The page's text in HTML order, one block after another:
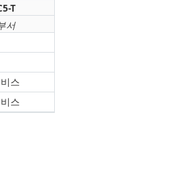
T
서
스
스